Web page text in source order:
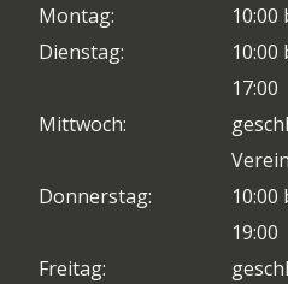
Montag:
10:00
Dienstag:
10:00
17:00
Mittwoch:
Donnerstag:
10:00
19:00
Freitag: